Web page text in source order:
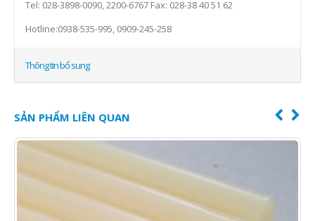
Tel: 028-3898-0090, 2200-6767 Fax: 028-38 40 51 62
Hotline:0938-535-995, 0909-245-258
Thông tin bổ sung
SẢN PHẨM LIÊN QUAN